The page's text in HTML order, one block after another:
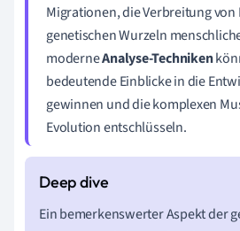
Migrationen, die Verbreitung
genetischen Wurzeln
moderneAnalyse-Techniken
bedeutende Einblicke in die
gewinnen und die komplexen
Evolution entschlüsseln.
Ein bemerkenswerter Aspekt der